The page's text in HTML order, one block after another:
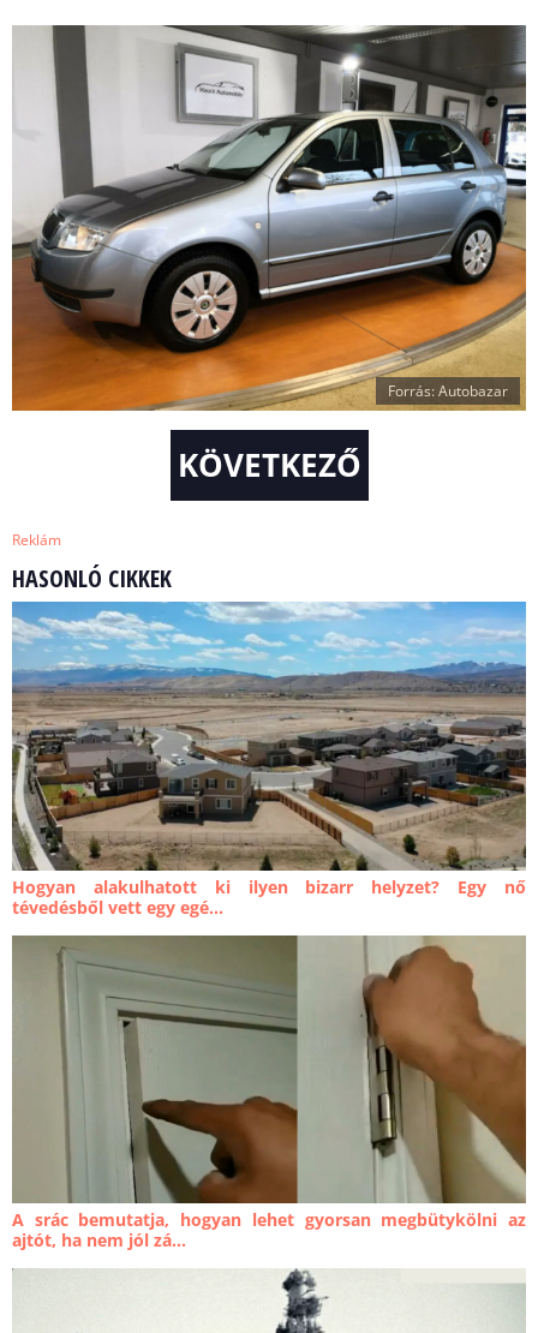
Forrás: Autobazar
KÖVETKEZŐ
Reklám
HASONLÓ CIKKEK
Hogyan alakulhatott ki ilyen bizarr helyzet? Egy nő
tévedésből vett egy egé...
A srác bemutatja, hogyan lehet gyorsan megbütykölni az
ajtót, ha nem jól zá...